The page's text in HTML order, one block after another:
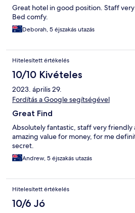
Great hotel in good position. Staff
Bed comfy.
Deborah, 5 éjszakás utazás
Hitelesített értékelés
10/10 Kivételes
2023. április 29.
Fordítás a Google segítségével
Great Find
Absolutely fantastic, staff very
amazing value for money, for me
secret.
Andrew, 5 éjszakás utazás
Hitelesített értékelés
10/6 Jó